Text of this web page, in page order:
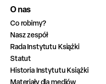
O nas
Co robimy?
Nasz zespół
Rada Instytutu Książki
Statut
Historia Instytutu Książki
Materiały dla mediów